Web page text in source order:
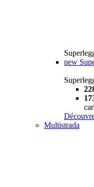
new
Multistrada